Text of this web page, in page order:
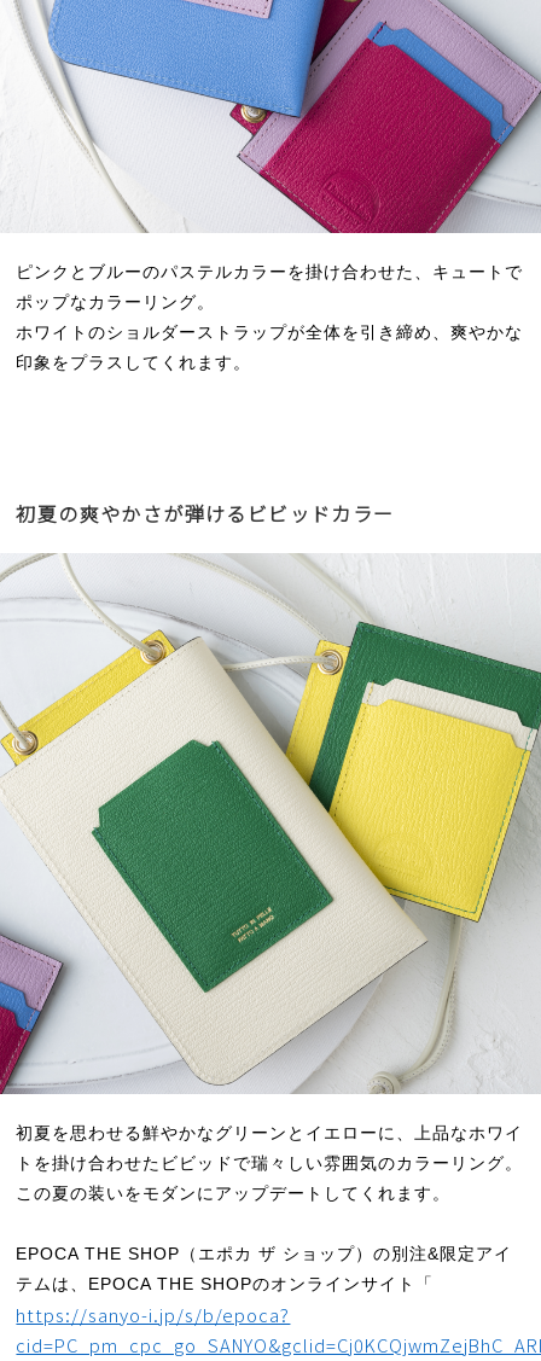
ピンクとブルーのパステルカラーを掛け合わせた、キュートで
ポップなカラーリング。
ホワイトのショルダーストラップが全体を引き締め、爽やかな
印象をプラスしてくれます。
初夏の爽やかさが弾けるビビッドカラー
初夏を思わせる鮮やかなグリーンとイエローに、上品なホワイ
トを掛け合わせたビビッドで瑞々しい雰囲気のカラーリング。
この夏の装いをモダンにアップデートしてくれます。
EPOCA THE SHOP（エポカ ザ ショップ）の別注&限定アイ
テムは、EPOCA THE SHOPのオンラインサイト「
https://sanyo-i.jp/s/b/epoca?